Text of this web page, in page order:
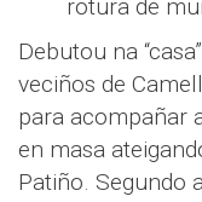
rotura de
Debutou na
veciños de
para acompañar
en masa
Patiño. Segundo